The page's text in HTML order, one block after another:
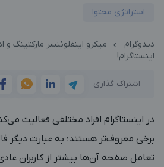
استراتژی محتوا
دیدوگرام
میکرو اینفلوئنسر مارکتینگ
اینستاگرام!
اشتراک گذاری
در اینستاگرام افراد مختلفی فعالیت
برخی معروف‌تر هستند؛ به عبارت دیگر
تعامل صفحه آن‌ها بیشتر از کاربران